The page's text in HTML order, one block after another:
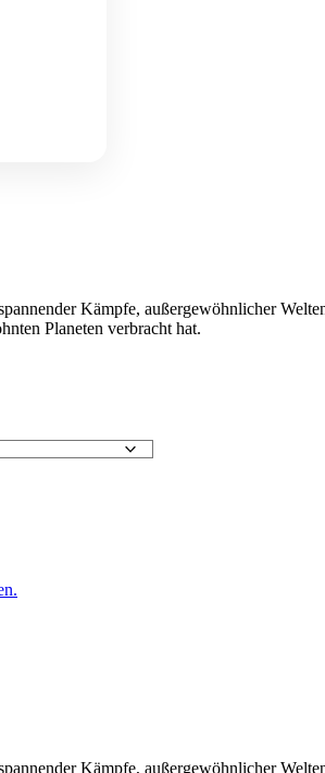
Kämpfe, außergewöhnlicher
Planeten verbracht hat.
Kämpfe, außergewöhnlicher